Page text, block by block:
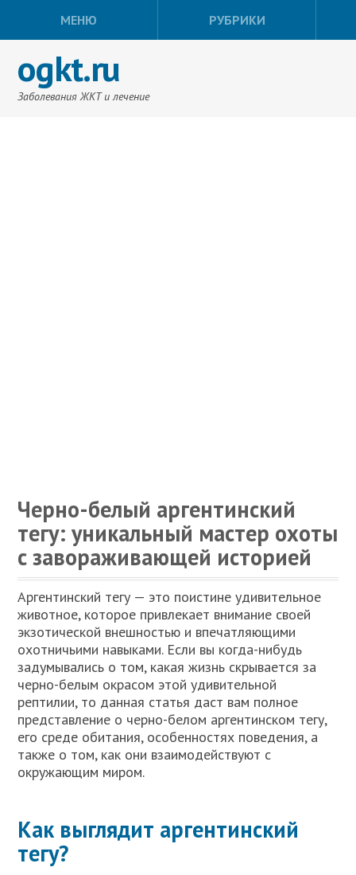
МЕНЮ РУБРИКИ
ogkt.ru
Заболевания ЖКТ и лечение
Черно-белый аргентинский
тегу: уникальный мастер охоты
с завораживающей историей
Аргентинский тегу — это поистине удивительное
животное, которое привлекает внимание своей
экзотической внешностью и впечатляющими
охотничьими навыками. Если вы когда-нибудь
задумывались о том, какая жизнь скрывается за
черно-белым окрасом этой удивительной
рептилии, то данная статья даст вам полное
представление о черно-белом аргентинском тегу,
его среде обитания, особенностях поведения, а
также о том, как они взаимодействуют с
окружающим миром.
Как выглядит аргентинский
тегу?